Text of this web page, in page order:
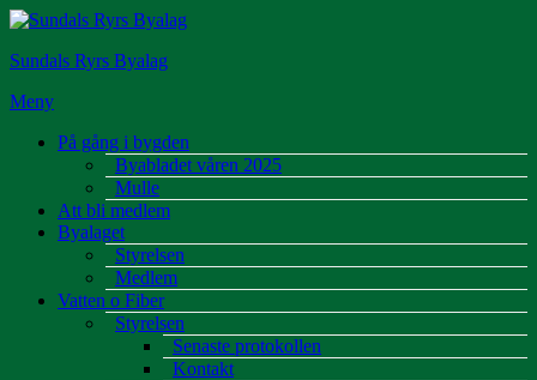
Hoppa
innehåll
Sundals Ryrs Byalag
Meny
På gång i bygden
Byabladet våren 2025
Mulle
Att bli medlem
Byalaget
Styrelsen
Medlem
Vatten o Fiber
Styrelsen
Senaste protokollen
Kontakt